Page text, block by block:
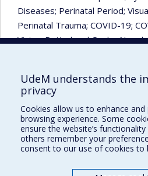
Diseases; Perinatal Period;
Perinatal Trauma; COVID-19;
Vision; Retinal and Ocular
Faculté des arts et
des médias
China; Production de l'espace;
Modern Times; Sociologie de
Christophe Chénier
UdeM understands the
privacy
Cookies allow us to enhance
browsing experience. Some
ensure the website’s
others remember your
consent to our use of cookies to